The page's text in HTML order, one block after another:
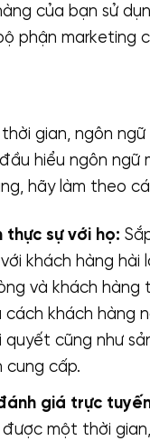
của bạn sử
phận marketing
gian, ngôn
hiểu ngôn ngữ
hãy làm theo
thực sự với họ:
khách hàng hài
và khách hàng
khách hàng
quyết cũng như
cung cấp.
giá trực
được một thời